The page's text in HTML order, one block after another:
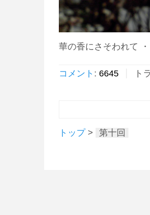
華の香にさそわれて ・
コメント : 6645 ト
トップ> 第十回